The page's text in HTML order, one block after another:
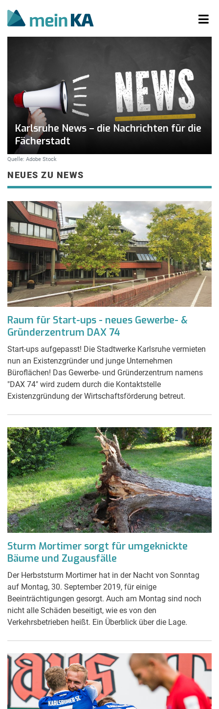
Karlsruhe News – die Nachrichten für die
Fächerstadt
Quelle: Adobe Stock
NEUES ZU NEWS
Raum für Start-ups - neues Gewerbe- &
Gründerzentrum DAX 74
Start-ups aufgepasst! Die Stadtwerke Karlsruhe vermieten
nun an Existenzgründer und junge Unternehmen
Büroflächen! Das Gewerbe- und Gründerzentrum namens
"DAX 74" wird zudem durch die Kontaktstelle
Existenzgründung der Wirtschaftsförderung betreut.
Sturm Mortimer sorgt für umgeknickte
Bäume und Zugausfälle
Der Herbststurm Mortimer hat in der Nacht von Sonntag
auf Montag, 30. September 2019, für einige
Beeinträchtigungen gesorgt. Auch am Montag sind noch
nicht alle Schäden beseitigt, wie es von den
Verkehrsbetrieben heißt. Ein Überblick über die Lage.